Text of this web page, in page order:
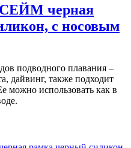
черная
с носовым
подводного плавания –
дайвинг, также подходит
можно использовать как в